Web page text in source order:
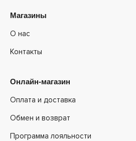
Магазины
О нас
Контакты
Онлайн-магазин
Оплата и доставка
Обмен и возврат
Программа лояльности